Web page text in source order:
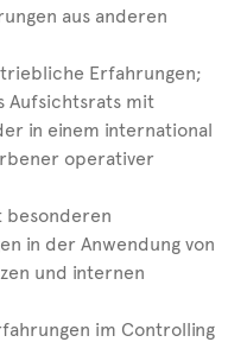
aus anderen
Erfahrungen;
Aufsichtsrats mit
in einem international
operativer
besonderen
in der Anwendung von
und internen
im Controlling